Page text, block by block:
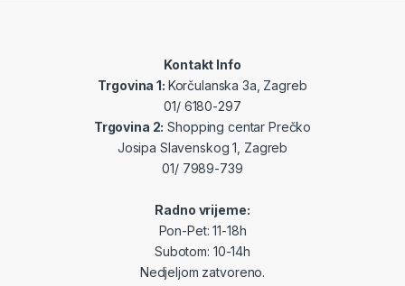
Kontakt Info
Trgovina 1: Korčulanska 3a, Zagreb
01/ 6180-297
Trgovina 2: Shopping centar Prečko
Josipa Slavenskog 1, Zagreb
01/ 7989-739
Radno vrijeme:
Pon-Pet: 11-18h
Subotom: 10-14h
Nedjeljom zatvoreno.